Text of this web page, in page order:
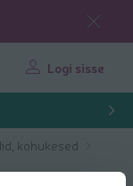
Logi sisse
kohukesed